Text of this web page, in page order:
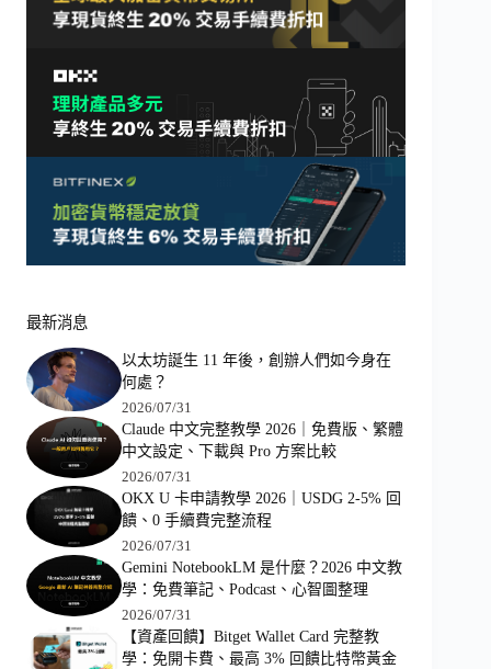
最新消息
以太坊誕生 11 年後，創辦人們如今身在
何處？
2026/07/31
Claude 中文完整教學 2026｜免費版、繁體
中文設定、下載與 Pro 方案比較
2026/07/31
OKX U 卡申請教學 2026｜USDG 2-5% 回
饋、0 手續費完整流程
2026/07/31
Gemini NotebookLM 是什麼？2026 中文教
學：免費筆記、Podcast、心智圖整理
2026/07/31
【資產回饋】Bitget Wallet Card 完整教
學：免開卡費、最高 3% 回饋比特幣黃金